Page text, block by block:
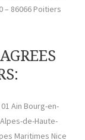
– 86066 Poitiers
01 Ain Bourg-en-
de-Haute-
Maritimes Nice